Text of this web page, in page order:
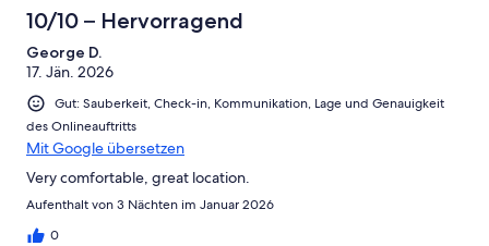
10/10 – Hervorragend
George D.
17. Jän. 2026
Gut: Sauberkeit, Check-in, Kommunikation, Lage und Genauigkeit
des Onlineauftritts
Mit Google übersetzen
Very comfortable, great location.
Aufenthalt von 3 Nächten im Januar 2026
0